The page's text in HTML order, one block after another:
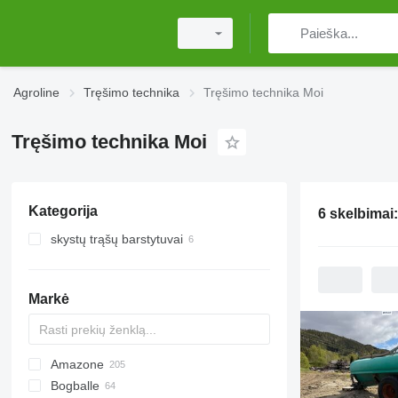
Agroline Tręšimo technika Tręšimo technika Moi
Tręšimo technika Moi
Kategorija
skystų trąšų barstytuvai
Markė
Exacta
XPL
Amazone
Catros
HTS
TSW
ELYTE
Bogballe
6 skelbimai: